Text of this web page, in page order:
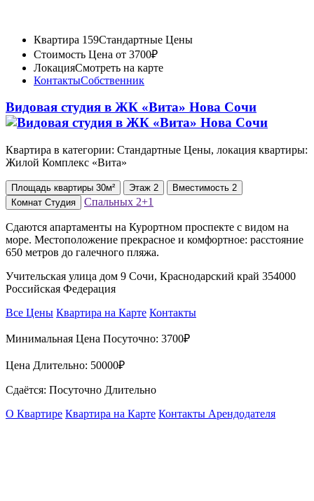
Квартира 159Стандартные Цены
Стоимость Цена от 3700₽
ЛокацияСмотреть на карте
КонтактыСобственник
Видовая студия в ЖК «Вита» Нова Сочи
Квартира в категории: Стандартные Цены, локация квартиры:
Жилой Комплекс «Вита»
Площадь квартиры 30м² Этаж 2 Вместимость 2
Комнат Студия Спальных 2+1
Сдаются апартаменты на Курортном проспекте с видом на
море. Местоположение прекрасное и комфортное: расстояние
650 метров до галечного пляжа.
Учительская улица дом 9 Сочи, Краснодарский край 354000
Российская Федерация
Все Цены Квартира на Карте Контакты
Минимальная Цена Посуточно: 3700₽
Цена Длительно: 50000₽
Сдаётся: Посуточно Длительно
О Квартире Квартира на Карте Контакты Арендодателя